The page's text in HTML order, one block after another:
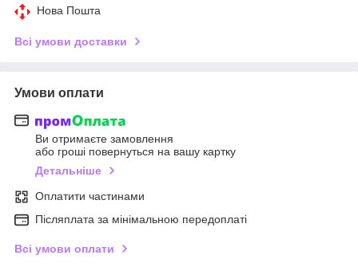
Нова Пошта
Всі умови доставки
Умови оплати
Ви отримаєте замовлення
або гроші повернуться на вашу картку
Детальніше
Оплатити частинами
Післяплата за мінімальною передоплаті
Всі умови оплати